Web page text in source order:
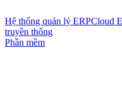
Hệ thống quản lý ERPCloud
truyền thống
Phần mềm